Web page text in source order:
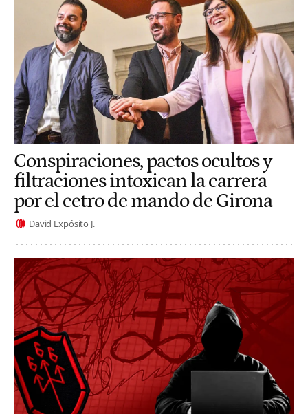
Conspiraciones, pactos ocultos y
filtraciones intoxican la carrera
por el cetro de mando de Girona
David Expósito J.